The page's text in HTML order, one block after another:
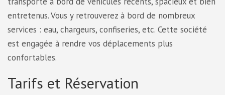
entretenus. Vous y retrouverez à bord de nombreux
services : eau, chargeurs, confiseries, etc. Cette société
est engagée à rendre vos déplacements plus
confortables.
Tarifs et Réservation